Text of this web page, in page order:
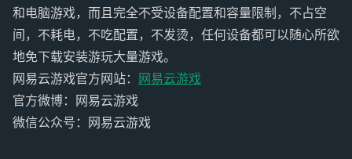
和电脑游戏，而且完全不受设备配置和容量限制，不占空
间，不耗电，不吃配置，不发烫，任何设备都可以随心所欲
地免下载安装游玩大量游戏。
网易云游戏官方网站：
网易云游戏
官方微博：网易云游戏
微信公众号：网易云游戏